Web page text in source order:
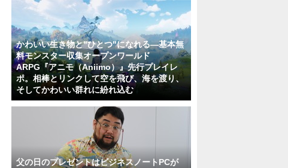
かわいい生き物と"ひとつ"になれる―基本無
料モンスター収集オープンワールド
ARPG『アニモ（Aniimo）』先行プレイレ
ポ。相棒とリンクして空を飛び、海を渡り、
そしてかわいい群れに紛れ込む
父の日のプレゼントはビジネスノートPCが